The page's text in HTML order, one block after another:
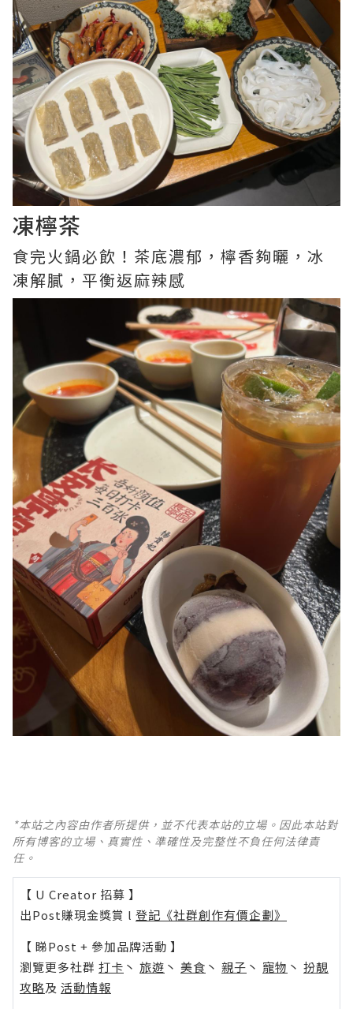
凍檸茶
食完火鍋必飲！茶底濃郁，檸香夠曬，冰
凍解膩，平衡返麻辣感
*本站之內容由作者所提供，並不代表本站的立場。因此本站對
所有博客的立場、真實性、準確性及完整性不負任何法律責
任。
【 U Creator 招募 】
出Post賺現金獎賞 l 登記《社群創作有價企劃》
【 睇Post + 參加品牌活動 】
瀏覽更多社群 打卡 丶 旅遊 丶 美食 丶 親子 丶 寵物 丶 扮靚
攻略及 活動情報